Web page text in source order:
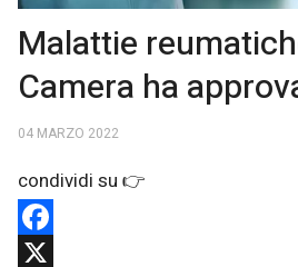
Malattie
Camera ha
04 MARZO 2022
Facebook